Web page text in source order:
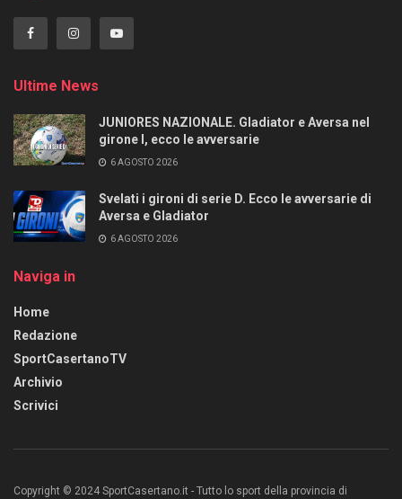
Ultime News
JUNIORES NAZIONALE. Gladiator e Aversa nel
girone I, ecco le avversarie
6 AGOSTO 2026
Svelati i gironi di serie D. Ecco le avversarie di
Aversa e Gladiator
6 AGOSTO 2026
Naviga in
Home
Redazione
SportCasertanoTV
Archivio
Scrivici
Copyright © 2024 SportCasertano.it - Tutto lo sport della provincia di